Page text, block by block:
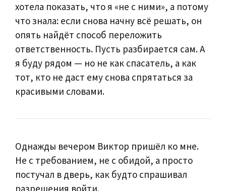
хотела показать, что я «не с ними», а потому
что знала: если снова начну всё решать, он
опять найдёт способ переложить
ответственность. Пусть разбирается сам. А
я буду рядом — но не как спасатель, а как
тот, кто не даст ему снова спрятаться за
красивыми словами.
Однажды вечером Виктор пришёл ко мне.
Не с требованием, не с обидой, а просто
постучал в дверь, как будто спрашивал
разрешения войти.